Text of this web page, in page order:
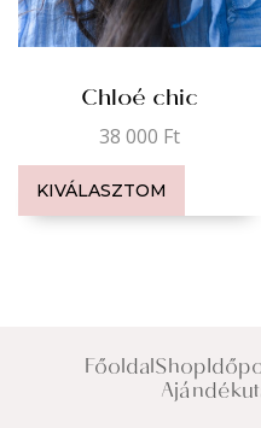
Chloé chic
38 000 Ft
KIVÁLASZTOM
FőoldalShop